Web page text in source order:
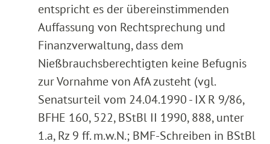
entspricht es der übereinstimmenden
Auffassung von Rechtsprechung und
Finanzverwaltung, dass dem
Nießbrauchsberechtigten keine Befugnis
zur Vornahme von AfA zusteht (vgl.
Senatsurteil vom 24.04.1990 - IX R 9/86,
BFHE 160, 522, BStBl II 1990, 888, unter
1.a, Rz 9 ff. m.w.N.; BMF-Schreiben in BStBl